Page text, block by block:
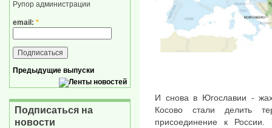
И снова в Югославии -
Косово стали делить
присоединение к России.
Рупор администрации
email: *
Предыдущие выпуски
Подписаться на
новости